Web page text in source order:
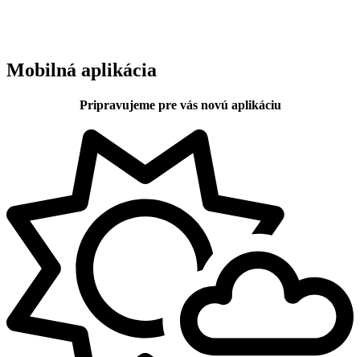
Mobilná aplikácia
Pripravujeme pre vás novú aplikáciu